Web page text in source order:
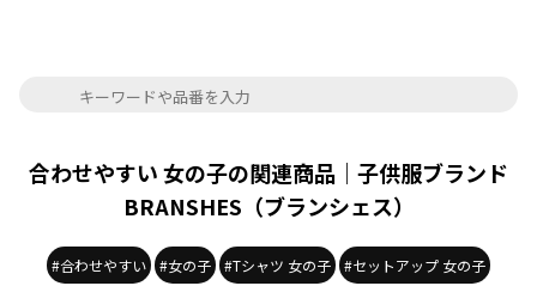
合わせやすい 女の子の関連商品｜子供服ブランド
BRANSHES（ブランシェス）
#合わせやすい #女の子 #Tシャツ 女の子 #セットアップ 女の子